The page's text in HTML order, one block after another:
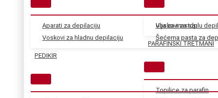
Aparati za depilaciju
Voskovi za hladnu depilaciju
Voskovi za toplu
Šećerna pasta za
PEDIKIR
Ulja za masažu
PARAFINSKI TRETMANI
Topilice za parafin